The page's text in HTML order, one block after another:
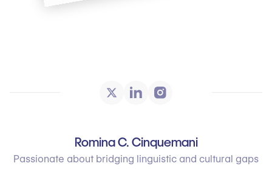
Romina C. Cinquemani
Passionate about bridging linguistic and cultural gaps